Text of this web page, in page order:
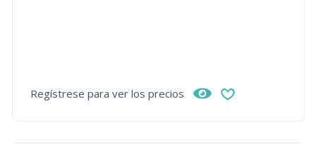
Regístrese para ver los precios